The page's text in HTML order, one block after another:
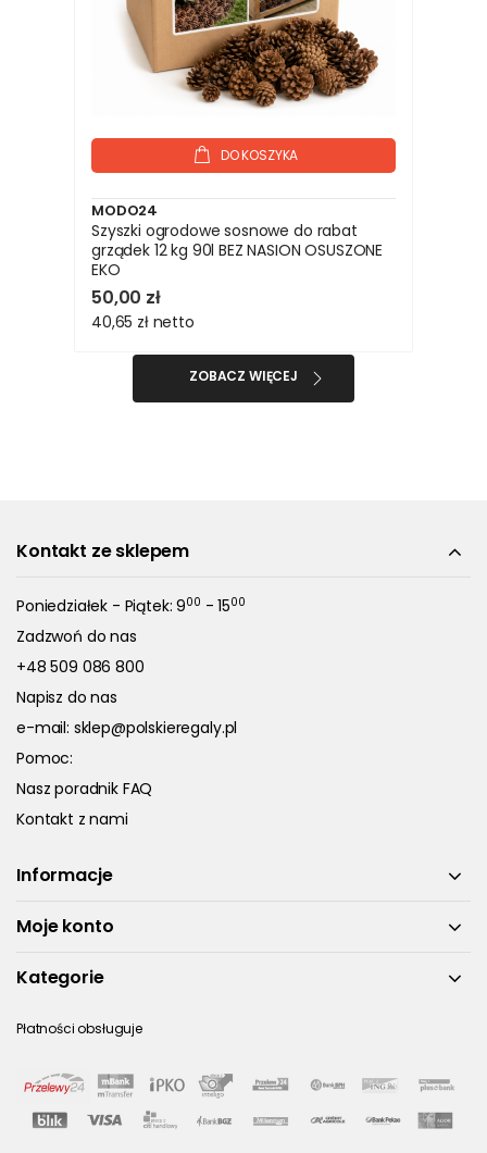
DO KOSZYKA
MODO24
Szyszki ogrodowe sosnowe do rabat
grządek 12 kg 90l BEZ NASION OSUSZONE
EKO
50,00 zł
40,65 zł netto
ZOBACZ WIĘCEJ
Kontakt ze sklepem
Poniedziałek - Piątek: 900 - 1500
Zadzwoń do nas
+48 509 086 800
Napisz do nas
e-mail: sklep@polskieregaly.pl
Pomoc:
Nasz poradnik FAQ
Kontakt z nami
Informacje
Moje konto
Kategorie
Płatności obsługuje